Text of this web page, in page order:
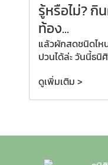
รู้หรือไม่? กิ
ท้อง...
แล้วผักสดชนิดไห
ปวนได้ล่ะ วันนี้ธนิ
ดูเพิ่มเติม >